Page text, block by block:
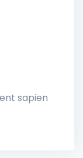
sapien